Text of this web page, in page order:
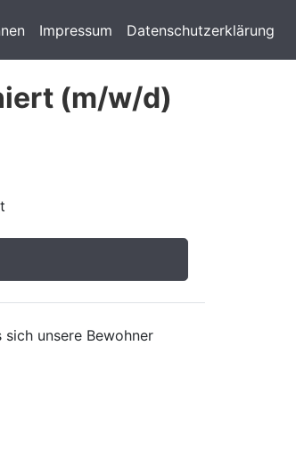
Impressum Datenschutzerklärung
(m/w/d)
unsere Bewohner